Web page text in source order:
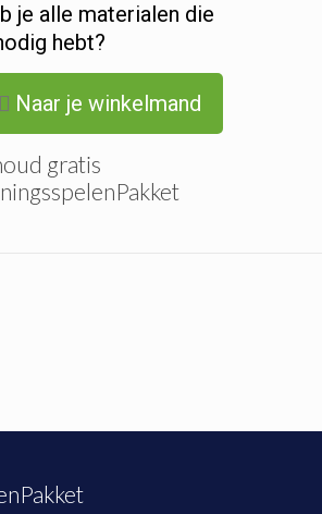
je alle materialen die
hebt?
Naar je winkelmand
gratis